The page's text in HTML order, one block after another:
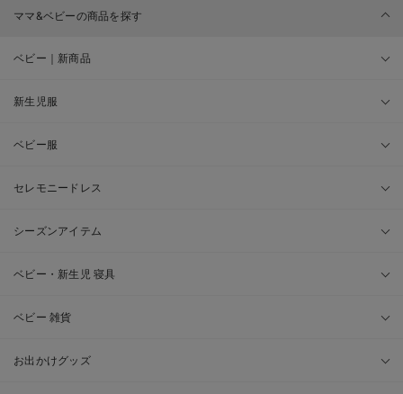
ママ&ベビーの商品を探す
ベビー｜新商品
新生児服
ベビー服
セレモニードレス
シーズンアイテム
ベビー・新生児 寝具
ベビー 雑貨
お出かけグッズ